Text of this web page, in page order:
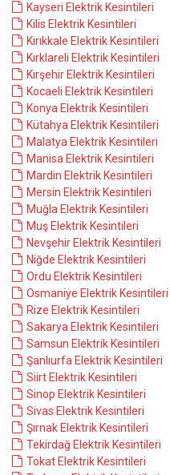
Kayseri Elektrik Kesintileri
Kilis Elektrik Kesintileri
Kırıkkale Elektrik Kesintileri
Kırklareli Elektrik Kesintileri
Kırşehir Elektrik Kesintileri
Kocaeli Elektrik Kesintileri
Konya Elektrik Kesintileri
Kütahya Elektrik Kesintileri
Malatya Elektrik Kesintileri
Manisa Elektrik Kesintileri
Mardin Elektrik Kesintileri
Mersin Elektrik Kesintileri
Muğla Elektrik Kesintileri
Muş Elektrik Kesintileri
Nevşehir Elektrik Kesintileri
Niğde Elektrik Kesintileri
Ordu Elektrik Kesintileri
Osmaniye Elektrik Kesintileri
Rize Elektrik Kesintileri
Sakarya Elektrik Kesintileri
Samsun Elektrik Kesintileri
Şanlıurfa Elektrik Kesintileri
Siirt Elektrik Kesintileri
Sinop Elektrik Kesintileri
Sivas Elektrik Kesintileri
Şırnak Elektrik Kesintileri
Tekirdağ Elektrik Kesintileri
Tokat Elektrik Kesintileri